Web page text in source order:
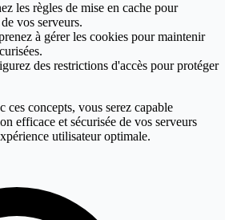
les règles de mise en cache pour
vos serveurs.
à gérer les cookies pour maintenir
des restrictions d'accès pour protéger
ces concepts, vous serez capable
efficace et sécurisée de vos serveurs
utilisateur optimale.